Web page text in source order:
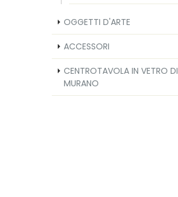
OGGETTI D'ARTE
ACCESSORI
CENTROTAVOLA IN VETRO DI
MURANO